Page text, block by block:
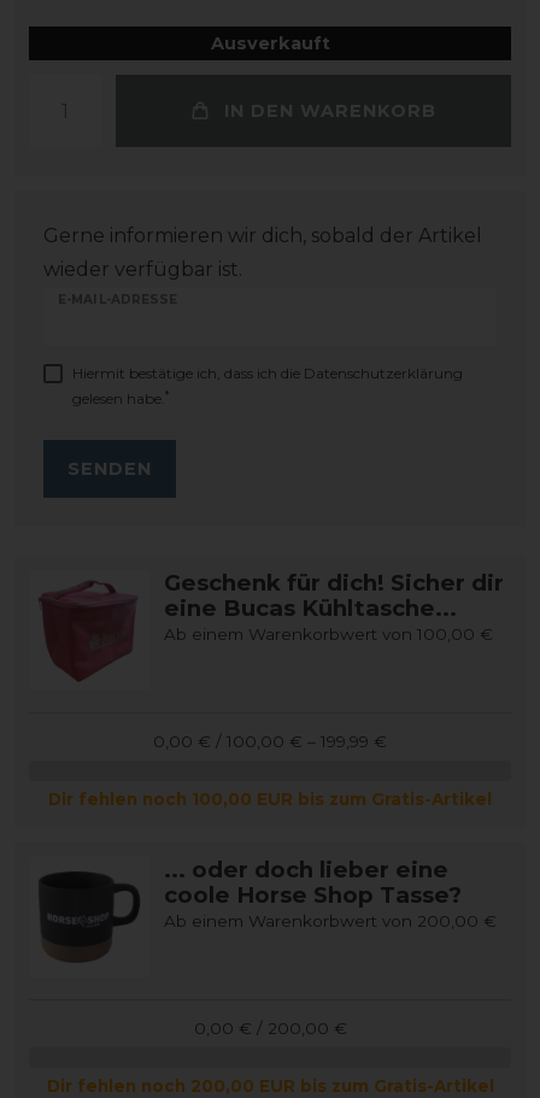
Ausverkauft
IN DEN WARENKORB
Gerne informieren wir dich, sobald der Artikel
wieder verfügbar ist.
E-MAIL-ADRESSE
Hiermit bestätige ich, dass ich die Daten­schutz­erklärung
gelesen habe. *
SENDEN
Geschenk für dich! Sicher dir
eine Bucas Kühltasche...
Ab einem Warenkorbwert von 100,00 €
0,00 € / 100,00 € – 199,99 €
Dir fehlen noch 100,00 EUR bis zum Gratis-Artikel
... oder doch lieber eine
coole Horse Shop Tasse?
Ab einem Warenkorbwert von 200,00 €
0,00 € / 200,00 €
Dir fehlen noch 200,00 EUR bis zum Gratis-Artikel